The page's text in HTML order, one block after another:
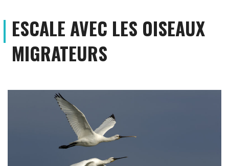
ESCALE AVEC LES OISEAUX
MIGRATEURS